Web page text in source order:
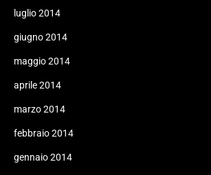
luglio 2014
giugno 2014
maggio 2014
aprile 2014
marzo 2014
febbraio 2014
gennaio 2014